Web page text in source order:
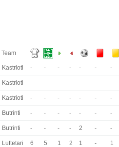
Team
Kastrioti - - - - - - -
Kastrioti - - - - - - -
Kastrioti - - - - - - -
Butrinti - - - - - - -
Butrinti - - - - 2 - -
Luftetari 6 5 1 2 1 - 1